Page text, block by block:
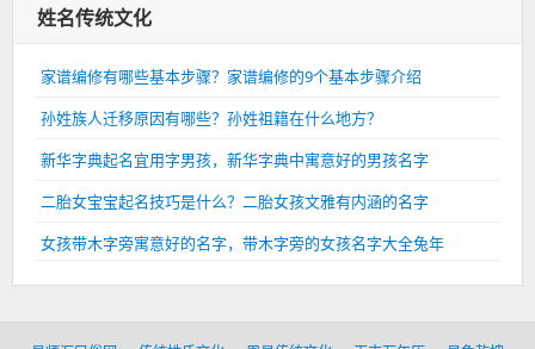
姓名传统文化
家谱编修有哪些基本步骤？家谱编修的9个基本步骤介绍
孙姓族人迁移原因有哪些？孙姓祖籍在什么地方？
新华字典起名宜用字男孩，新华字典中寓意好的男孩名字
二胎女宝宝起名技巧是什么？二胎女孩文雅有内涵的名字
女孩带木字旁寓意好的名字，带木字旁的女孩名字大全兔年